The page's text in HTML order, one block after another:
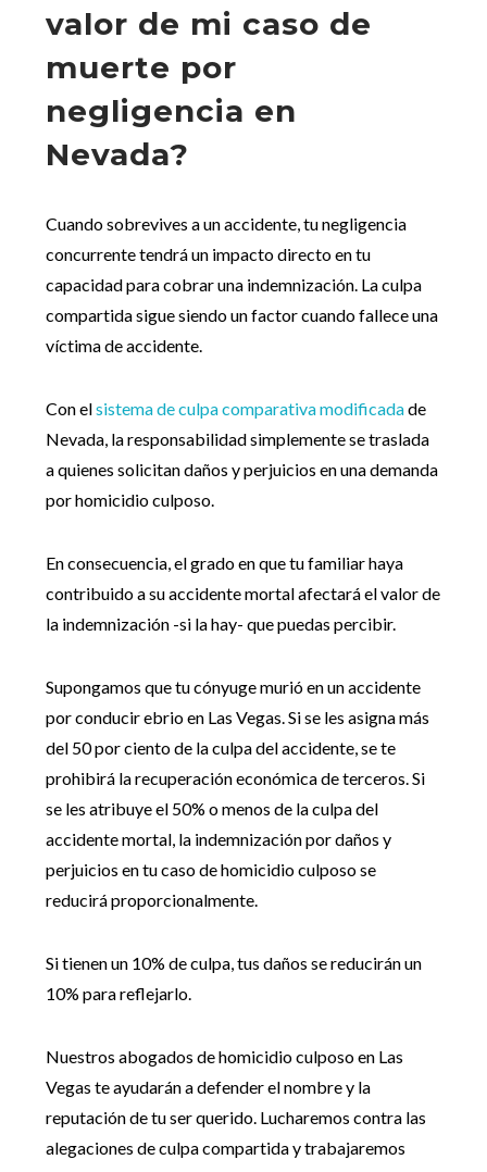
valor de mi caso de
muerte por
negligencia en
Nevada?
Cuando sobrevives a un accidente, tu negligencia
concurrente tendrá un impacto directo en tu
capacidad para cobrar una indemnización. La culpa
compartida sigue siendo un factor cuando fallece una
víctima de accidente.
Con elsistema de culpa comparativa modificadade
Nevada, la responsabilidad simplemente se traslada
a quienes solicitan daños y perjuicios en una demanda
por homicidio culposo.
En consecuencia, el grado en que tu familiar haya
contribuido a su accidente mortal afectará el valor de
la indemnización -si la hay- que puedas percibir.
Supongamos que tu cónyuge murió en un accidente
por conducir ebrio en Las Vegas. Si se les asigna más
del 50 por ciento de la culpa del accidente, se te
prohibirá la recuperación económica de terceros. Si
se les atribuye el 50% o menos de la culpa del
accidente mortal, la indemnización por daños y
perjuicios en tu caso de homicidio culposo se
reducirá proporcionalmente.
Si tienen un 10% de culpa, tus daños se reducirán un
10% para reflejarlo.
Nuestros abogados de homicidio culposo en Las
Vegas te ayudarán a defender el nombre y la
reputación de tu ser querido. Lucharemos contra las
alegaciones de culpa compartida y trabajaremos